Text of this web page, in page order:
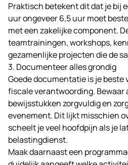
Praktisch betekent dit dat je bij
uur ongeveer 6,5 uur moet
met een zakelijke component.
teamtrainingen, workshops,
gezamenlijke projecten die de
3. Documenteer alles grondig
Goede documentatie is je beste
fiscale verantwoording.
bewijsstukken zorgvuldig en
evenement. Dit lijkt misschien
scheelt je veel hoofdpijn als je
belastingdienst.
Maak daarnaast een